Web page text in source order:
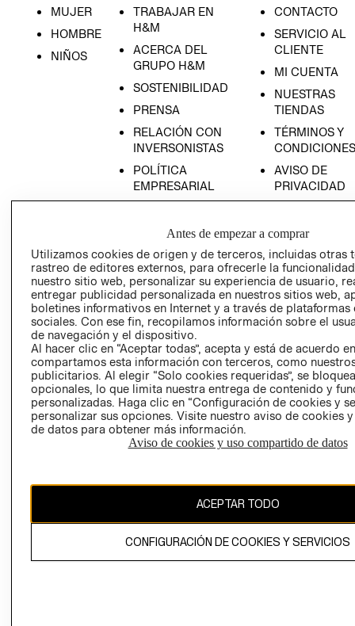
MUJER
HOMBRE
NIÑOS
TRABAJAR EN
H&M
ACERCA DEL
GRUPO H&M
SOSTENIBILIDAD
PRENSA
RELACIÓN CON
INVERSONISTAS
POLÍTICA
EMPRESARIAL
CONTACTO
SERVICIO AL
CLIENTE
MI CUENTA
NUESTRAS
TIENDAS
TÉRMINOS Y
CONDICIONES
AVISO DE
PRIVACIDAD
AVISO DE
LIBRO DE
Ecuador ($)
CAMBIAR REGIÓN
propiedad de H&M Hennes & Mauritz AB.
Antes de empezar a comprar
Utilizamos cookies de origen y de terceros, incluidas otras
rastreo de editores externos, para ofrecerle la
nuestro sitio web, personalizar su experiencia de usuario,
entregar publicidad personalizada en nuestros sitios web,
boletines informativos en Internet y a través de plataformas
sociales. Con ese fin, recopilamos información sobre el
de navegación y el dispositivo.
Al hacer clic en “Aceptar todas”, acepta y está de acuerdo
compartamos esta información con terceros, como
publicitarios. Al elegir “Solo cookies requeridas”, se
opcionales, lo que limita nuestra entrega de contenido y
personalizadas. Haga clic en “Configuración de cookies y
personalizar sus opciones. Visite nuestro aviso de cookies
de datos para obtener más información.
Aviso de cookies y uso compartido de datos
ACEPTAR TODO
CONFIGURACIÓN DE COOKIES Y SERVICIOS